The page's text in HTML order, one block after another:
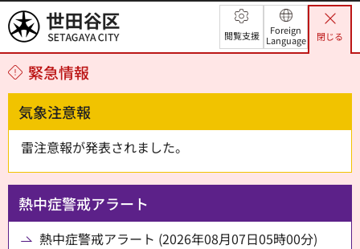
世田谷区 閲覧支援
Foreign
Language
閉じる
緊急情報
気象注意報
雷注意報が発表されました。
熱中症警戒アラート
熱中症警戒アラート (2026年08月07日05時00分)